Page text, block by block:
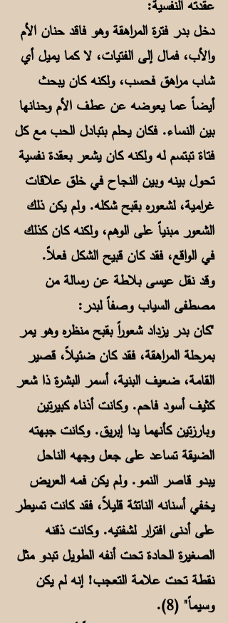
عقدته النفسية:
دخل بدر فترة المراهقة وهو فاقد حنان الأم
والأب، فمال إلى الفتيات، لا كما يميل أي
شاب مراهق فحسب، ولكنه كان يبحث
أيضاً عما يعوضه عن عطف الأم وحنانها
بين النساء. فكان يحلم بتبادل الحب مع كل
فتاة تبتسم له ولكنه كان يشعر بعقدة نفسية
تحول بينه وبين النجاح في خلق علاقات
غرامية، لشعوره بقبح شكله. ولم يكن ذلك
الشعور مبنياً على الوهم، ولكنه كان كذلك
في الواقع، فقد كان قبيح الشكل فعلاً.
وقد نقل عيسى بلاطة عن رسالة من
مصطفى السياب وصفاً لبدر:
"كان بدر يزداد شعوراً بقبح منظره وهو يمر
بمرحلة المراهقة، فقد كان ضئيلاً، قصير
القامة، ضعيف البنية، أسمر البشرة ذا شعر
كثيف أسود فاحم. وكانت أذناه كبيرتين
وبارزتين كأنهما يدا إبريق. وكانت جبهته
الضيقة تساعد على جعل وجهه الناحل
يبدو قاصر النمو. ولم يكن فمه العريض
يخفي أسنانه الناتئة قليلاً، فقد كانت تسيطر
على أدنى افترار لشفتيه. وكانت ذقنه
الصغيرة الحادة تحت أنفه الطويل تبدو مثل
نقطة تحت علامة التعجب! إنه لم يكن
وسيماً" (8).